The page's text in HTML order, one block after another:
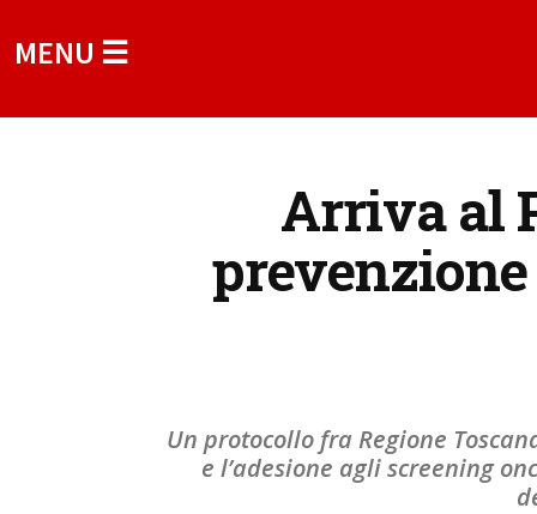
MENU ☰
Arriva al
Un protocollo fra Regione
e l’adesione agli screening